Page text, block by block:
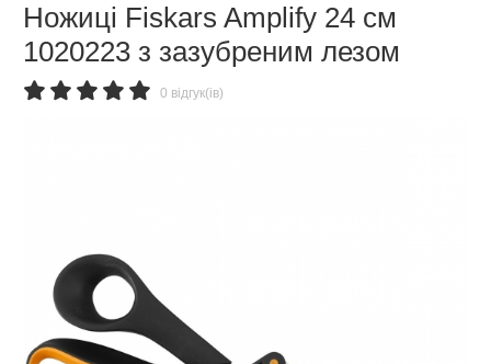
Ножиці Fiskars Amplify 24 см
1020223 з зазубреним лезом
0 відгук(ів)